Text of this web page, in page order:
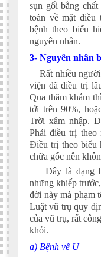
sụn gối bằng
toàn về mặt
bệnh theo biểu
nguyên nhân.
3- Nguyên nhân
Rất nhiều người
viện đã điều trị
Qua thăm khám
tới trên 90%,
Trời xâm nhập.
Phải điều trị theo
Điều trị theo biểu
chữa gốc nên
Đây là dạng
những khiếp
đời này mà phạm
Luật vũ trụ quy
của vũ trụ, rất
khỏi.
a) Bệnh về U